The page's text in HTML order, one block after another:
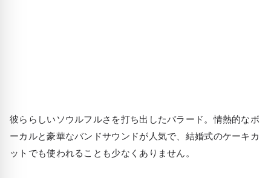
彼ららしいソウルフルさを打ち出したバラード。情熱的なボ
ーカルと豪華なバンドサウンドが人気で、結婚式のケーキカ
ットでも使われることも少なくありません。